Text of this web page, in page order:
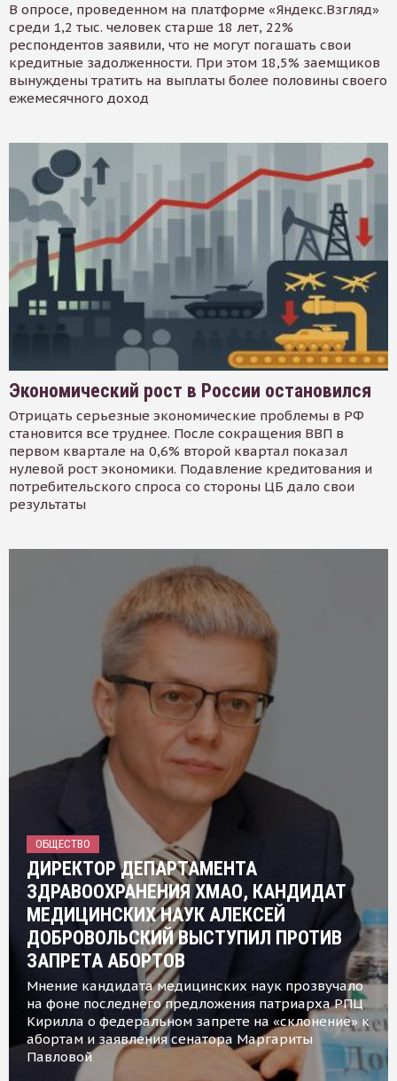
В опросе, проведенном на платформе «Яндекс.Взгляд»
среди 1,2 тыс. человек старше 18 лет, 22%
респондентов заявили, что не могут погашать свои
кредитные задолженности. При этом 18,5% заемщиков
вынуждены тратить на выплаты более половины своего
ежемесячного доход
Экономический рост в России остановился
Отрицать серьезные экономические проблемы в РФ
становится все труднее. После сокращения ВВП в
первом квартале на 0,6% второй квартал показал
нулевой рост экономики. Подавление кредитования и
потребительского спроса со стороны ЦБ дало свои
результаты
ОБЩЕСТВО
ДИРЕКТОР ДЕПАРТАМЕНТА
ЗДРАВООХРАНЕНИЯ ХМАО, КАНДИДАТ
МЕДИЦИНСКИХ НАУК АЛЕКСЕЙ
ДОБРОВОЛЬСКИЙ ВЫСТУПИЛ ПРОТИВ
ЗАПРЕТА АБОРТОВ
Мнение кандидата медицинских наук прозвучало
на фоне последнего предложения патриарха РПЦ
Кирилла о федеральном запрете на «склонение» к
абортам и заявления сенатора Маргариты
Павловой